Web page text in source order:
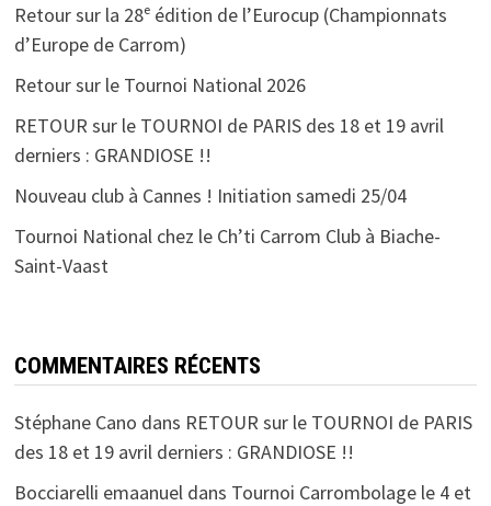
Retour sur la 28ᵉ édition de l’Eurocup (Championnats
d’Europe de Carrom)
Retour sur le Tournoi National 2026
RETOUR sur le TOURNOI de PARIS des 18 et 19 avril
derniers : GRANDIOSE !!
Nouveau club à Cannes ! Initiation samedi 25/04
Tournoi National chez le Ch’ti Carrom Club à Biache-
Saint-Vaast
COMMENTAIRES RÉCENTS
Stéphane Cano dans RETOUR sur le TOURNOI de PARIS
des 18 et 19 avril derniers : GRANDIOSE !!
Bocciarelli emaanueldans Tournoi Carrombolage le 4 et